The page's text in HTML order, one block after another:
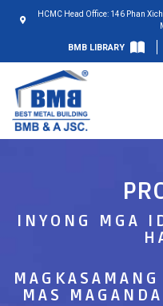
HCMC Head Office: 146 Phan
BMB LIBRARY
INYONG MGA
MAS